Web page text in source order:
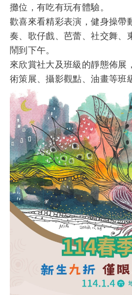
攤位，有吃有玩有體驗。
歡喜來看精彩表演，健身操帶
奏、歌仔戲、芭蕾、社交舞、
鬧到下午。
來欣賞社大及班級的靜態佈展
術策展、攝影觀點、油畫等班